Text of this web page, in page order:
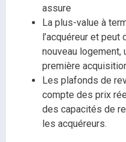
assure
La plus-value à
l’acquéreur et peut
nouveau logement,
première
Les plafonds de
compte des prix
des capacités de
les acquéreurs.